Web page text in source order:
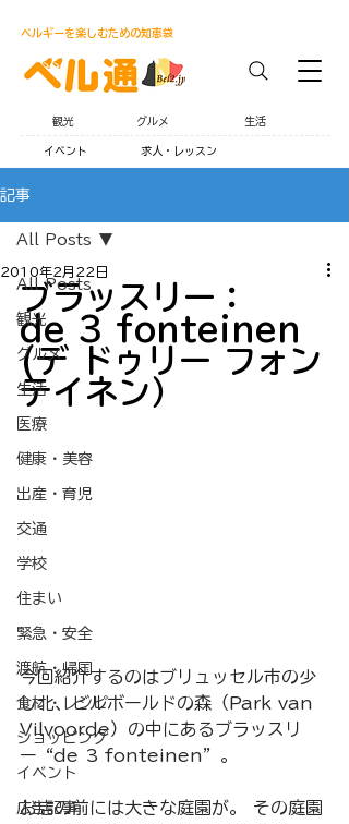
観光 グルメ 生活
求人・レッスン
ベルギーを楽しむための知恵袋
イベント
記事
All Posts
観光
グルメ
生活
医療
健康・美容
出産・育児
交通
学校
住まい
緊急・安全
渡航・帰国
食材・レシピ
ショッピング
イベント
広告記事
All Posts
2010年2月22日
ブラッスリー：
de 3 fonteinen
(デ ドゥリー フォン
テイネン）
今回紹介するのはブリュッセル市の少
し北、ビルボールドの森（Park van
Vilvoorde）の中にあるブラッスリ
ー“de 3 fonteinen”。
お店の前には大きな庭園が。 その庭園